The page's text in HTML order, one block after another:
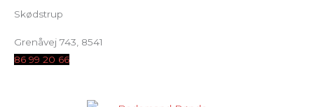
Skødstrup
Grenåvej 743, 8541
86 99 20 66